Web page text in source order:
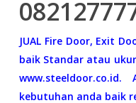
JUAL Fire Door, Exit
baik Standar atau
kebutuhan anda baik